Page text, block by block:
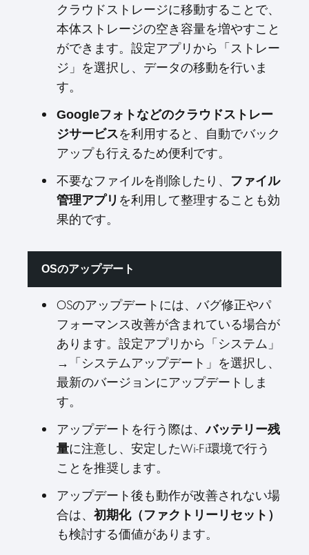
クラウドストレージに移動することで、
本体ストレージの空き容量を増やすこと
ができます。設定アプリから「ストレー
ジ」を選択し、データの移動を行いま
す。
Googleフォトなどのクラウドストレー
ジサービスを利用すると、自動でバック
アップも行えるため便利です。
不要なファイルを削除したり、
ファイル
管理アプリ を利用して整理することも効
果的です。
OSのアップデート
OSのアップデートには、バグ修正やパ
フォーマンス改善が含まれている場合が
あります。設定アプリから「システム」
→「システムアップデート」を選択し、
最新のバージョンにアップデートしま
す。
アップデートを行う際は、バッテリー残
量に注意し、安定したWi-Fi環境で行う
ことを推奨します。
アップデート後も動作が改善されない場
合は、
初期化（ファクトリーリセット）
も検討する価値があります。